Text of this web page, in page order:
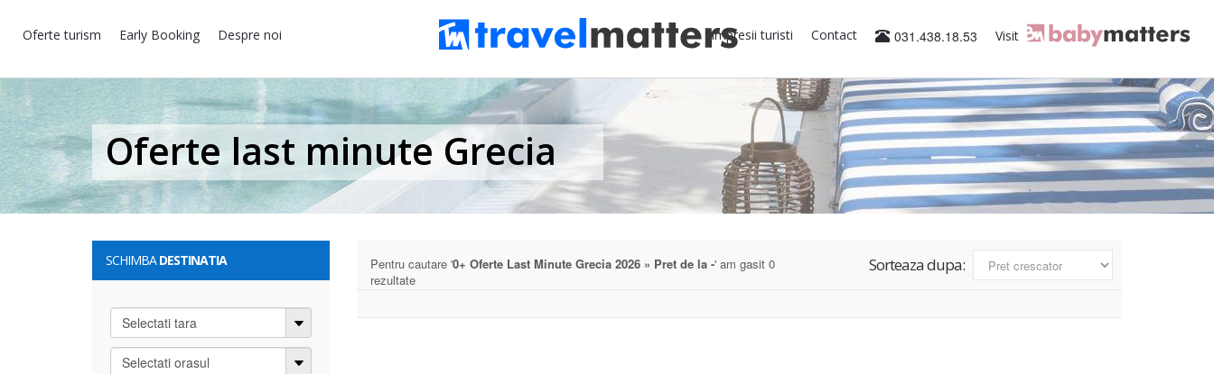
Oferte turism Early Booking Despre noi Impresii turisti Contact 031.438.18.53 Visit
Oferte last minute Grecia
SCHIMBADESTINATIA Pentru cautare '0+ Oferte Last Minute Grecia 2026 » Pret de la -' am gasit 0
rezultate
Sorteaza dupa: